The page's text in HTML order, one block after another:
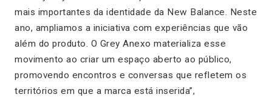
mais importantes da identidade da New Balance. Neste
ano, ampliamos a iniciativa com experiências que vão
além do produto. O Grey Anexo materializa esse
movimento ao criar um espaço aberto ao público,
promovendo encontros e conversas que refletem os
territórios em que a marca está inserida”,